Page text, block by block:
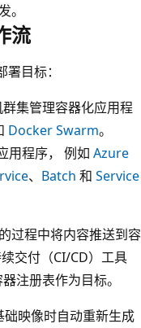
。
流
目标：
集管理容器化应用程
Docker Swarm。
用程序， 例如 Azure
、 Batch 和 Service
过程中将内容推送到容
交付（CI/CD）工具
注册表作为目标。
础映像时自动重新生成